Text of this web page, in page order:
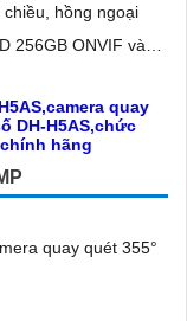
hồng ngoại
256GB ONVIF và
quay quét 355°